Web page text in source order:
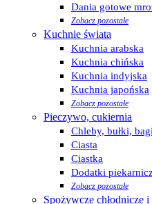
Dania gotowe
Zobacz pozostałe
Kuchnie świata
Kuchnia arabska
Kuchnia chińska
Kuchnia indyjska
Kuchnia japońska
Zobacz pozostałe
Pieczywo, cukiernia
Chleby, bułki,
Ciasta
Ciastka
Dodatki
Zobacz pozostałe
Spożywcze chłodnicze